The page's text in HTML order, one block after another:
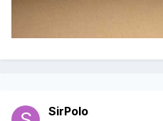
SirPolo